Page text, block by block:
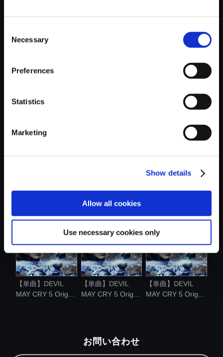
Selection
Necessary
Preferences
Statistics
Marketing
Show details
Allow all cookies
Use necessary cookies only
おすすめ商品
【単曲】DEVIL
MAY CRY 5 Orig...
【単曲】DEVIL
MAY CRY 5 Orig...
【単曲】DEVIL
MAY CRY 5 Orig...
お問い合わせ